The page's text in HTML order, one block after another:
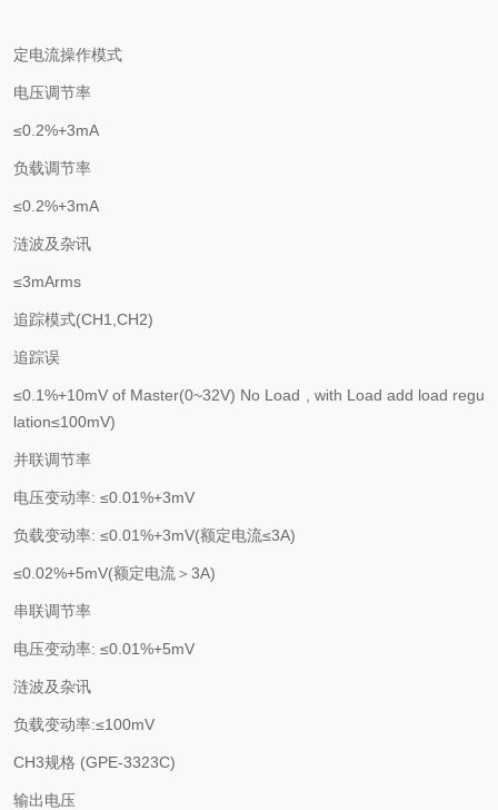
定电流操作模式
电压调节率
≤0.2%+3mA
负载调节率
≤0.2%+3mA
涟波及杂讯
≤3mArms
追踪模式(CH1,CH2)
追踪误
≤0.1%+10mV of Master(0~32V) No Load , with Load add load regu
lation≤100mV)
并联调节率
电压变动率: ≤0.01%+3mV
负载变动率: ≤0.01%+3mV(额定电流≤3A)
≤0.02%+5mV(额定电流＞ 3A)
串联调节率
电压变动率: ≤0.01%+5mV
涟波及杂讯
负载变动率:≤100mV
CH3规格 (GPE-3323C)
输出电压